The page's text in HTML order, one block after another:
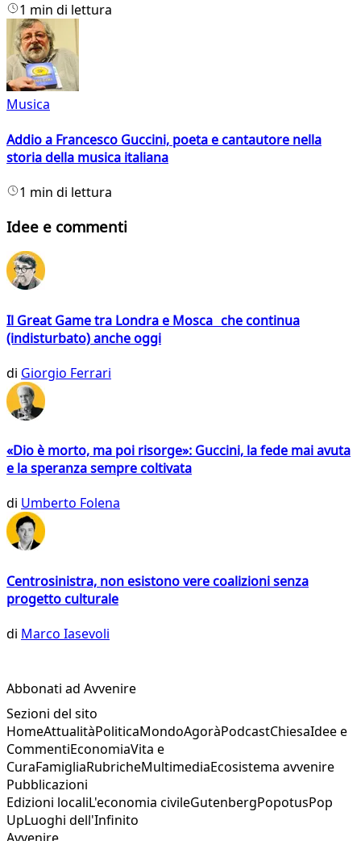
1 min di lettura
Musica
Addio a Francesco Guccini, poeta e cantautore nella
storia della musica italiana
1 min di lettura
Idee e commenti
Il Great Game tra Londra e Mosca che continua
(indisturbato) anche oggi
di Giorgio Ferrari
«Dio è morto, ma poi risorge»: Guccini, la fede mai avuta
e la speranza sempre coltivata
di Umberto Folena
Centrosinistra, non esistono vere coalizioni senza
progetto culturale
di Marco Iasevoli
Abbonati ad Avvenire
Sezioni del sito
HomeAttualitàPoliticaMondoAgoràPodcastChiesaIdee e
CommentiEconomiaVita e
CuraFamigliaRubricheMultimediaEcosistema avvenire
Pubblicazioni
Edizioni localiL'economia civileGutenbergPopotusPop
UpLuoghi dell'Infinito